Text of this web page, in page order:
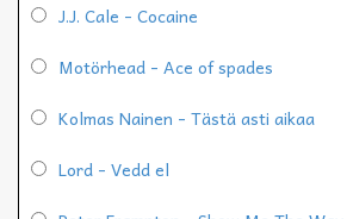
J.J. Cale - Cocaine
Motörhead - Ace of spades
Kolmas Nainen - Tästä asti aikaa
Lord - Vedd el